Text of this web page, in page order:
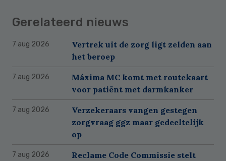
Gerelateerd nieuws
7 aug 2026
Vertrek uit de zorg ligt zelden aan
het beroep
7 aug 2026
Máxima MC komt met routekaart
voor patiënt met darmkanker
7 aug 2026
Verzekeraars vangen gestegen
zorgvraag ggz maar gedeeltelijk
op
7 aug 2026
Reclame Code Commissie stelt